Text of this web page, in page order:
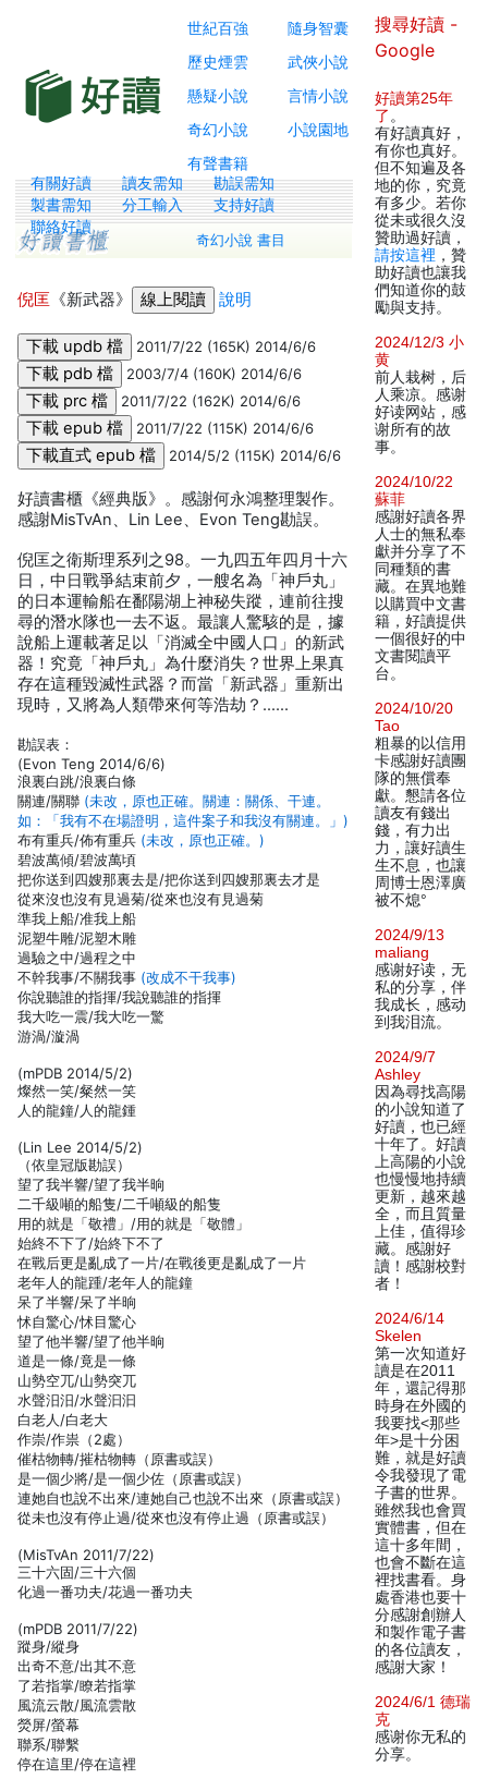
世紀百強
隨身智囊
歷史煙雲
武俠小說
懸疑小說
言情小說
奇幻小說
小說園地
有聲書籍
有關好讀 讀友需知
勘誤需知
製書需知
分工輸入
支持好讀
聯絡好讀
奇幻小說 書目
倪匡 《新武器》 說明
2011/7/22 (165K) 2014/6/6
2003/7/4 (160K) 2014/6/6
2011/7/22 (162K) 2014/6/6
2011/7/22 (115K) 2014/6/6
2014/5/2 (115K) 2014/6/6
好讀書櫃《經典版》。感謝何永鴻整理製作。
感謝MisTvAn、Lin Lee、Evon Teng勘誤。
倪匡之衛斯理系列之98。一九四五年四月十六
日，中日戰爭結束前夕，一艘名為「神戶丸」
的日本運輸船在鄱陽湖上神秘失蹤，連前往搜
尋的潛水隊也一去不返。最讓人驚駭的是，據
說船上運載著足以「消滅全中國人口」的新武
器！究竟「神戶丸」為什麼消失？世界上果真
存在這種毀滅性武器？而當「新武器」重新出
現時，又將為人類帶來何等浩劫？……
勘誤表：
(Evon Teng 2014/6/6)
浪裏白跳/浪裏白條
關連/關聯 (未改，原也正確。關連：關係、干連。
如：「我有不在場證明，這件案子和我沒有關連。」)
布有重兵/佈有重兵 (未改，原也正確。)
碧波萬傾/碧波萬頃
把你送到四嫂那裏去是/把你送到四嫂那裏去才是
從來沒也沒有見過菊/從來也沒有見過菊
準我上船/准我上船
泥塑牛雕/泥塑木雕
過驗之中/過程之中
不幹我事/不關我事 (改成不干我事)
你說聽誰的指揮/我說聽誰的指揮
我大吃一震/我大吃一驚
游渦/漩渦
(mPDB 2014/5/2)
燦然一笑/粲然一笑
人的龍鐘/人的龍鍾
(Lin Lee 2014/5/2)
（依皇冠版勘誤）
望了我半響/望了我半晌
二千級噸的船隻/二千噸級的船隻
用的就是「敬禮」/用的就是「敬體」
始終不下了/始終下不了
在戰后更是亂成了一片/在戰後更是亂成了一片
老年人的龍踵/老年人的龍鐘
呆了半響/呆了半晌
怵自驚心/怵目驚心
望了他半響/望了他半晌
道是一條/竟是一條
山勢空兀/山勢突兀
水聲汨汨/水聲汩汩
白老人/白老大
作崇/作祟（2處）
催枯物轉/摧枯物轉（原書或誤）
是一個少將/是一個少佐（原書或誤）
連她自也說不出來/連她自己也說不出來（原書或誤）
從未也沒有停止過/從來也沒有停止過（原書或誤）
(MisTvAn 2011/7/22)
三十六固/三十六個
化過一番功夫/花過一番功夫
(mPDB 2011/7/22)
蹤身/縱身
出奇不意/出其不意
了若指掌/瞭若指掌
風流云散/風流雲散
熒屏/螢幕
聯系/聯繫
停在這里/停在這裡
搜尋好讀 -
Google
好讀第25年
了 。
有好讀真好，
有你也真好。
但不知遍及各
地的你，究竟
有多少。若你
從未或很久沒
贊助過好讀，
請按這裡 ，贊
助好讀也讓我
們知道你的鼓
勵與支持。
2024/12/3 小
黄
前人栽树，后
人乘凉。感谢
好读网站，感
谢所有的故
事。
2024/10/22
蘇菲
感謝好讀各界
人士的無私奉
獻并分享了不
同種類的書
藏。在異地難
以購買中文書
籍，好讀提供
一個很好的中
文書閱讀平
台。
2024/10/20
Tao
粗暴的以信用
卡感謝好讀團
隊的無償奉
獻。懇請各位
讀友有錢出
錢，有力出
力，讓好讀生
生不息，也讓
周博士恩澤廣
被不熄°
2024/9/13
maliang
感谢好读，无
私的分享，伴
我成长，感动
到我泪流。
2024/9/7
Ashley
因為尋找高陽
的小說知道了
好讀，也已經
十年了。好讀
上高陽的小說
也慢慢地持續
更新，越來越
全，而且質量
上佳，值得珍
藏。感謝好
讀！感謝校對
者！
2024/6/14
Skelen
第一次知道好
讀是在2011
年，還記得那
時身在外國的
我要找<那些
年>是十分困
難，就是好讀
令我發現了電
子書的世界。
雖然我也會買
實體書，但在
這十多年間，
也會不斷在這
裡找書看。身
處香港也要十
分感謝創辦人
和製作電子書
的各位讀友，
感謝大家！
2024/6/1 德瑞
克
感谢你无私的
分享。